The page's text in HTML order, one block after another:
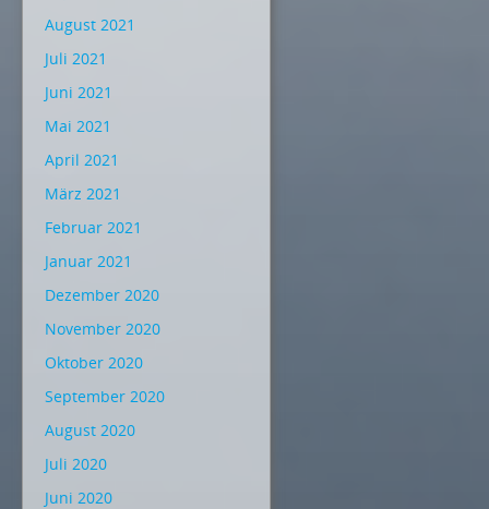
August 2021
Juli 2021
Juni 2021
Mai 2021
April 2021
März 2021
Februar 2021
Januar 2021
Dezember 2020
November 2020
Oktober 2020
September 2020
August 2020
Juli 2020
Juni 2020